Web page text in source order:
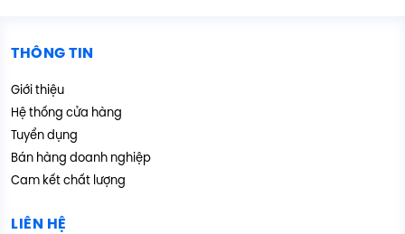
THÔNG TIN
Giới thiệu
Hệ thống cửa hàng
Tuyển dụng
Bán hàng doanh nghiệp
Cam kết chất lượng
LIÊN HỆ